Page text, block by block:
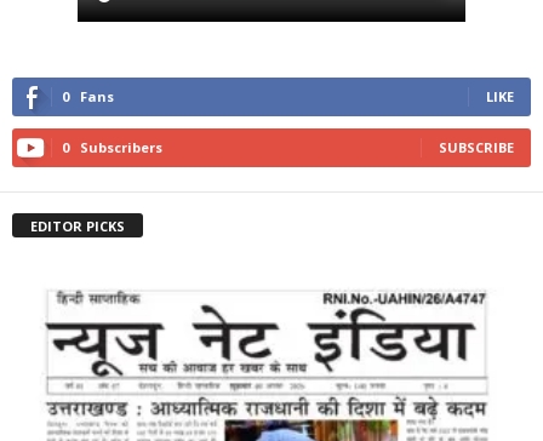
0 Fans LIKE
0 Subscribers SUBSCRIBE
EDITOR PICKS